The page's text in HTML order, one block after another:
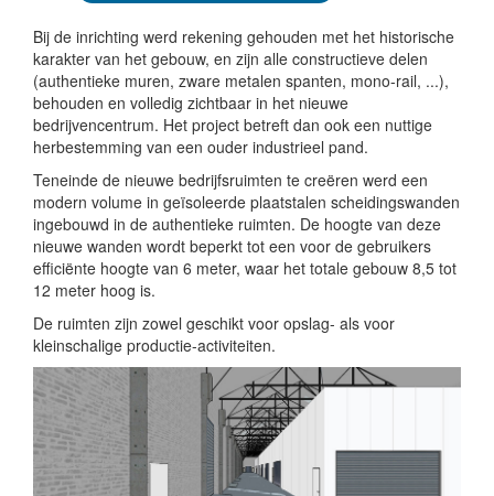
Bij de inrichting werd rekening gehouden met het historische
karakter van het gebouw, en zijn alle constructieve delen
(authentieke muren, zware metalen spanten, mono-rail, ...),
behouden en volledig zichtbaar in het nieuwe
bedrijvencentrum. Het project betreft dan ook een nuttige
herbestemming van een ouder industrieel pand.
Teneinde de nieuwe bedrijfsruimten te creëren werd een
modern volume in geïsoleerde plaatstalen scheidingswanden
ingebouwd in de authentieke ruimten. De hoogte van deze
nieuwe wanden wordt beperkt tot een voor de gebruikers
efficiënte hoogte van 6 meter, waar het totale gebouw 8,5 tot
12 meter hoog is.
De ruimten zijn zowel geschikt voor opslag- als voor
kleinschalige productie-activiteiten.